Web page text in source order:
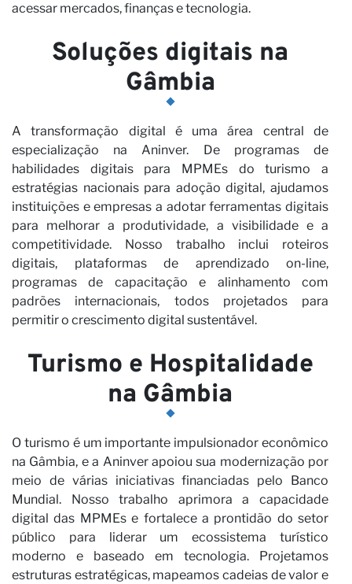
acessar mercados, finanças e tecnologia.
Soluções digitais na
Gâmbia
A transformação digital é uma área central de
especialização na Aninver. De programas de
habilidades digitais para MPMEs do turismo a
estratégias nacionais para adoção digital, ajudamos
instituições e empresas a adotar ferramentas digitais
para melhorar a produtividade, a visibilidade e a
competitividade. Nosso trabalho inclui roteiros
digitais, plataformas de aprendizado on-line,
programas de capacitação e alinhamento com
padrões internacionais, todos projetados para
permitir o crescimento digital sustentável.
Turismo e Hospitalidade
na Gâmbia
O turismo é um importante impulsionador econômico
na Gâmbia, e a Aninver apoiou sua modernização por
meio de várias iniciativas financiadas pelo Banco
Mundial. Nosso trabalho aprimora a capacidade
digital das MPMEs e fortalece a prontidão do setor
público para liderar um ecossistema turístico
moderno e baseado em tecnologia. Projetamos
estruturas estratégicas, mapeamos cadeias de valor e